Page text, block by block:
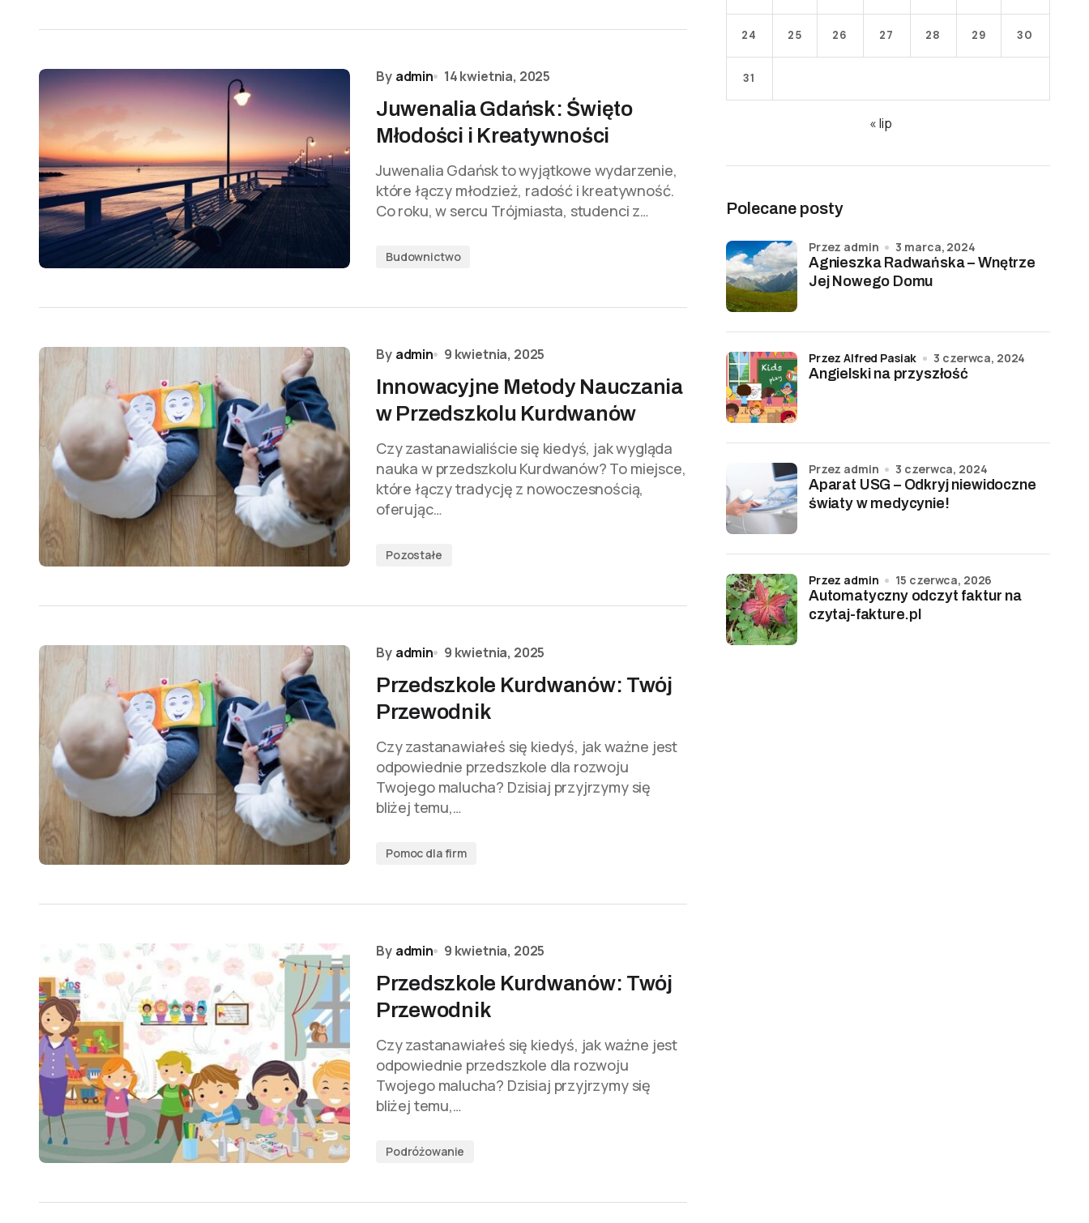
By admin 14 kwietnia, 2025
Juwenalia Gdańsk: Święto
Młodości i Kreatywności
Juwenalia Gdańsk to wyjątkowe wydarzenie,
które łączy młodzież, radość i kreatywność.
Co roku, w sercu Trójmiasta, studenci z…
Budownictwo
By admin 9 kwietnia, 2025
Innowacyjne Metody Nauczania
w Przedszkolu Kurdwanów
Czy zastanawialiście się kiedyś, jak wygląda
nauka w przedszkolu Kurdwanów? To miejsce,
które łączy tradycję z nowoczesnością,
oferując…
Pozostałe
By admin 9 kwietnia, 2025
Przedszkole Kurdwanów: Twój
Przewodnik
Czy zastanawiałeś się kiedyś, jak ważne jest
odpowiednie przedszkole dla rozwoju
Twojego malucha? Dzisiaj przyjrzymy się
bliżej temu,…
Pomoc dla firm
By admin 9 kwietnia, 2025
Przedszkole Kurdwanów: Twój
Przewodnik
Czy zastanawiałeś się kiedyś, jak ważne jest
odpowiednie przedszkole dla rozwoju
Twojego malucha? Dzisiaj przyjrzymy się
bliżej temu,…
Podróżowanie
24 25 26 27 28 29 30
31
« lip
Polecane posty
Agnieszka Radwańska – Wnętrze
Jej Nowego Domu
przez admin 3 marca, 2024
Angielski na przyszłość
przez Alfred Pasiak 3 czerwca, 2024
Aparat USG – Odkryj niewidoczne
światy w medycynie!
przez admin 3 czerwca, 2024
Automatyczny odczyt faktur na
czytaj-fakture.pl
przez admin 15 czerwca, 2026